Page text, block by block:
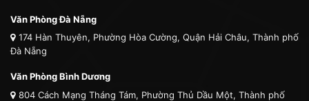
Văn Phòng Đà Nẵng
174 Hàn Thuyên, Phường Hòa Cường, Quận Hải Châu, Thành phố
Đà Nẵng
Văn Phòng Bình Dương
804 Cách Mạng Tháng Tám, Phường Thủ Dầu Một, Thành phố